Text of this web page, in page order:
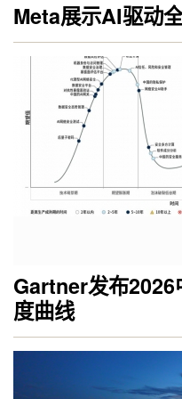
Meta展示AI驱动
Gartner发布2026
度曲线